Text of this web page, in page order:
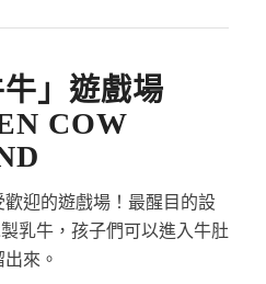
」遊戲場
COW
迎的遊戲場！最醒目的設
乳牛，孩子們可以進入牛肚
來。